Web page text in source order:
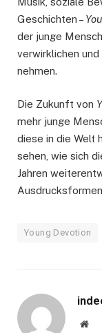
Geschichten –
der junge
verwirklichen
nehmen.
Die Zukunft von
mehr junge
diese in die Welt
sehen, wie sich
Jahren
Young Devotion